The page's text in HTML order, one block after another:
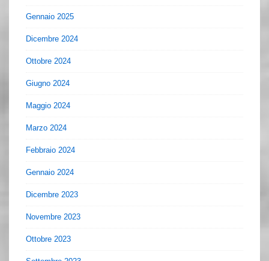
Gennaio 2025
Dicembre 2024
Ottobre 2024
Giugno 2024
Maggio 2024
Marzo 2024
Febbraio 2024
Gennaio 2024
Dicembre 2023
Novembre 2023
Ottobre 2023